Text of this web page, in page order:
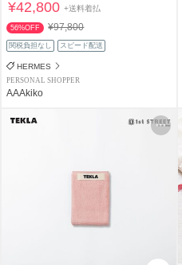
¥42,800+送料着払
56%OFF ¥97,800
関税負担なし スピード配送
HERMES
PERSONAL SHOPPER
AAAkiko